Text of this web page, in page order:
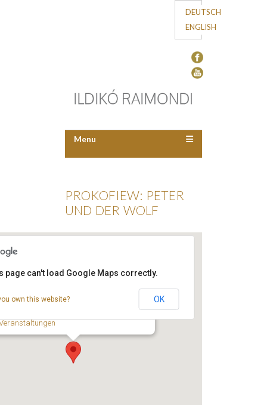
DEUTSCH
ENGLISH
Menu
PROKOFIEW: PETER
UND DER WOLF
page can't load Google Maps correctly.
own this website? OK